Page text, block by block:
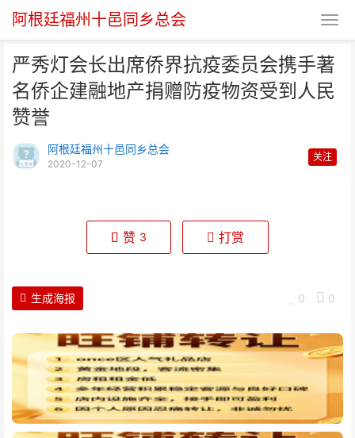
阿根廷福州十邑同乡总会
严秀灯会长出席侨界抗疫委员会携手著
名侨企建融地产捐赠防疫物资受到人民
赞誉
阿根廷福州十邑同乡总会
2020-12-07
关注
赞 3 打赏
0 0
生成海报